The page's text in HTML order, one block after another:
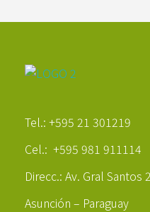
Tel.: +595 21 301219
Cel.: +595 981 911114
Direcc.: Av. Gral Santos
Asunción – Paraguay